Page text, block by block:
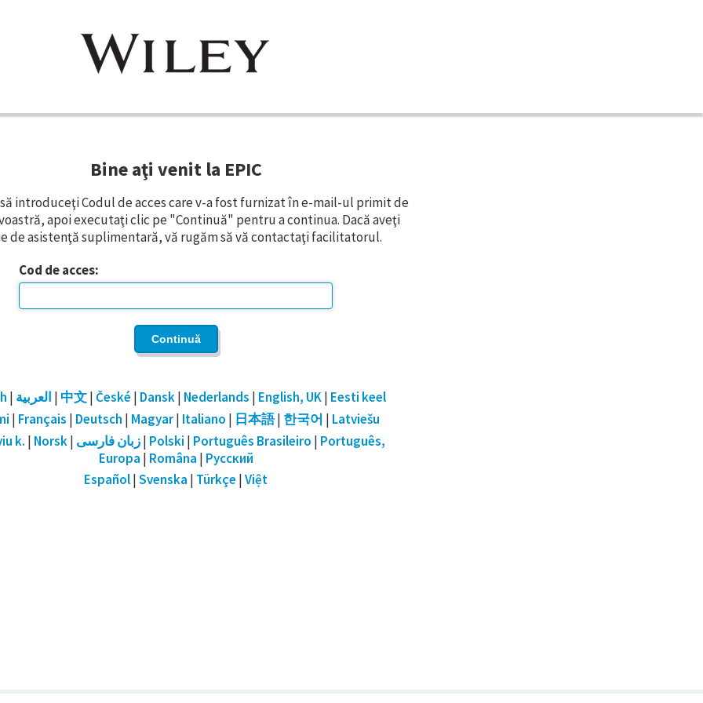
Bine aţi venit la EPIC
introduceţi Codul de acces care v-a fost furnizat în e-mail-ul primit de
apoi executaţi clic pe "Continuă" pentru a continua. Dacă aveţi
de asistenţă suplimentară, vă rugăm să vă contactaţi facilitatorul.
Cod de acces:
| العربية | 中文|České | Dansk| Nederlands | English, UK| Eesti keel
| Français | Deutsch | Magyar| Italiano | 日本語| 한국어 | Latviešu
k. | Norsk| زبان فارسی| Polski | Português Brasileiro | Português,
Europa | Româna | Русский
Español|Svenska | Türkçe |Việt